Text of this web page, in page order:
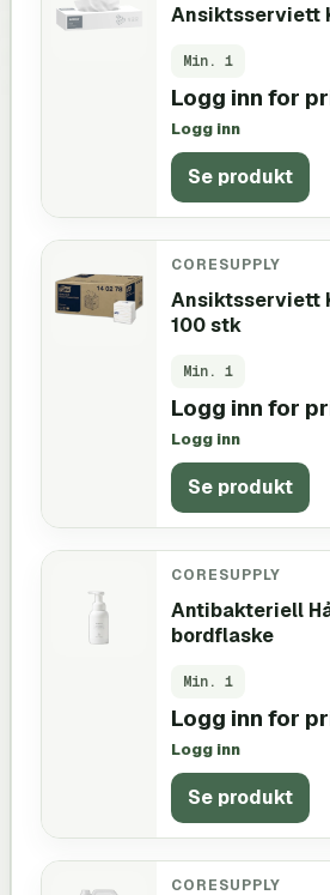
Ansiktsserviett
Min. 1
Logg inn for
Logg inn
Se produkt
CORESUPPLY
Ansiktsserviett
100 stk
Min. 1
Logg inn for
Logg inn
Se produkt
CORESUPPLY
Antibakteriell
bordflaske
Min. 1
Logg inn for
Logg inn
Se produkt
CORESUPPLY